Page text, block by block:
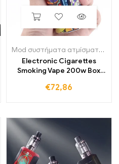
Εξατμιστήρες και πηνία
Mod συστήματα ατμίσματος
Electronic Cigarettes
Smoking Vape 200w Box
Starter Kits Digital/Oled
€72,86